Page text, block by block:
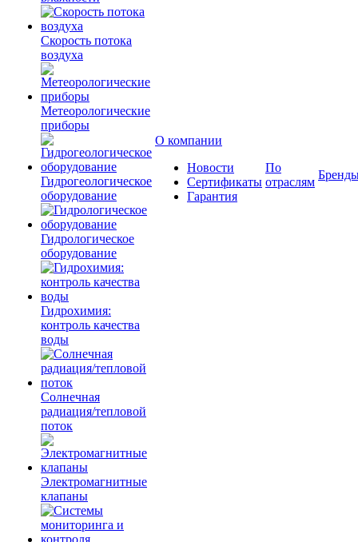
Скорость потока
воздуха
Метеорологические
приборы
Гидрогеологическое
оборудование
Гидрологическое
оборудование
Гидрохимия:
контроль качества
воды
Солнечная
радиация/тепловой
поток
Электромагнитные
клапаны
О компании
Новости
Сертификаты
Гарантия
По
отраслям